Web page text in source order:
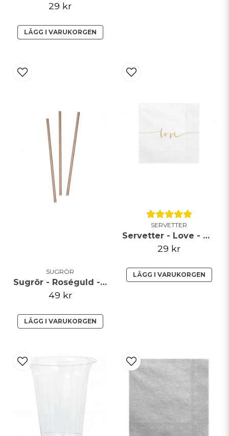
29 kr
LÄGG I VARUKORGEN
SUGRÖR
Sugrör - Roséguld - 25-pack
49 kr
LÄGG I VARUKORGEN
SERVETTER
Servetter - Love - Guld
29 kr
LÄGG I VARUKORGEN